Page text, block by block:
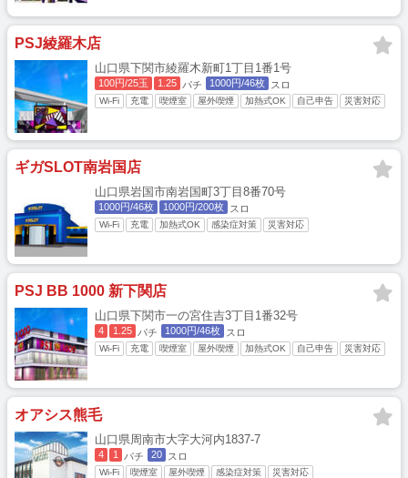
PSJ綾羅木店
山口県下関市綾羅木新町1丁目1番1号
100円/25玉 1.25 パチ 1000円/46枚 スロ
Wi-Fi 充電 喫煙室 屋外喫煙 加熱式OK 自己申告 災害対応
ギガSLOT南岩国店
山口県岩国市南岩国町3丁目8番70号
1000円/46枚 1000円/200枚 スロ
Wi-Fi 充電 加熱式OK 感染症対策 災害対応
PSJ BB 1000 新下関店
山口県下関市一の宮住吉3丁目1番32号
4 1.25 パチ 1000円/46枚 スロ
Wi-Fi 充電 喫煙室 屋外喫煙 加熱式OK 自己申告 災害対応
オアシス熊毛
山口県周南市大字大河内1837-7
4 1 パチ 20 スロ
Wi-Fi 喫煙室 屋外喫煙 感染症対策 災害対応